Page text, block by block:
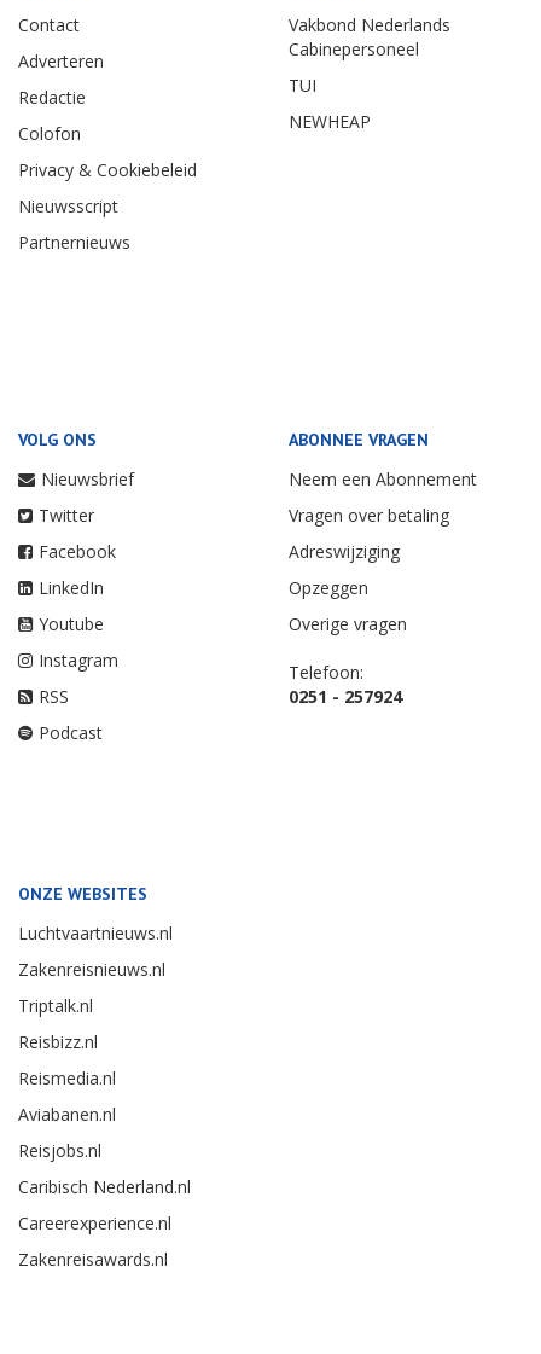
Contact
Adverteren
Redactie
Colofon
Privacy & Cookiebeleid
Nieuwsscript
Partnernieuws
Vakbond Nederlands
Cabinepersoneel
TUI
NEWHEAP
VOLG ONS
Nieuwsbrief
Twitter
Facebook
LinkedIn
Youtube
Instagram
RSS
Podcast
ABONNEE VRAGEN
Neem een Abonnement
Vragen over betaling
Adreswijziging
Opzeggen
Overige vragen
Telefoon:
0251 - 257924
ONZE WEBSITES
Luchtvaartnieuws.nl
Zakenreisnieuws.nl
Triptalk.nl
Reisbizz.nl
Reismedia.nl
Aviabanen.nl
Reisjobs.nl
Caribisch Nederland.nl
Careerexperience.nl
Zakenreisawards.nl